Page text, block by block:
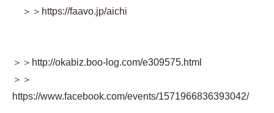
＞＞https://faavo.jp/aichi
＞＞http://okabiz.boo-log.com/e309575.html
＞＞
https://www.facebook.com/events/1571966836393042/